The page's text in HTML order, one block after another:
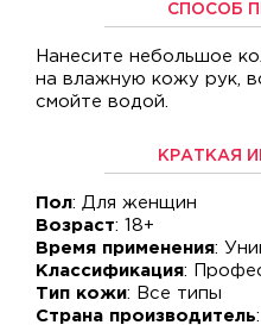
СПОСОБ
Нанесите небольшое
на влажную кожу рук,
смойте водой.
КРАТКАЯ
Пол: Для женщин
Возраст: 18+
Время применения:
Классификация:
Тип кожи: Все типы
Страна производитель